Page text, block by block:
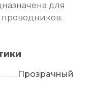
для
Прозрачный